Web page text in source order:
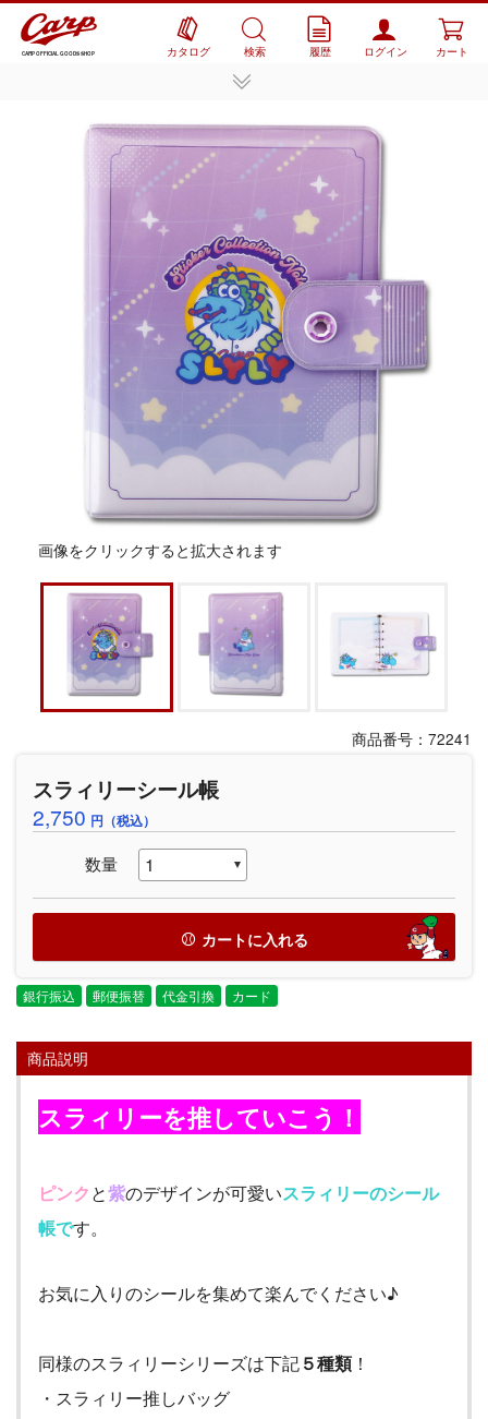
CARP OFFICIAL GOODS SHOP カタログ 検索 履歴 ログイン カート
画像をクリックすると拡大されます
商品番号：72241
スラィリーシール帳
2,750 円（税込）
数量
カートに入れる
銀行振込 郵便振替 代金引換 カード
商品説明
スラィリーを推していこう！
ピンクと紫のデザインが可愛いスラィリーのシール
帳です。
お気に入りのシールを集めて楽んでください♪
同様のスラィリーシリーズは下記５種類！
・スラィリー推しバッグ